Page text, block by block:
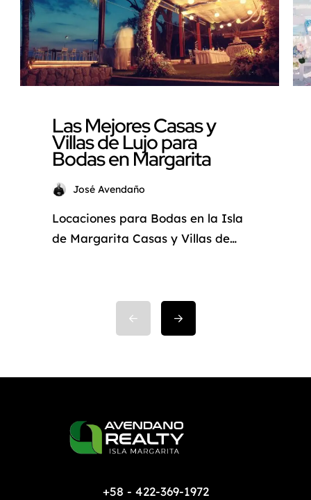
Las Mejores Casas y
Villas de Lujo para
Bodas en Margarita
José Avendaño
Locaciones para Bodas en la Isla
de Margarita Casas y Villas de
cosas más importantes a la hora
de comprometerse y una de las
primeras que se deben definir. Ya
puede iniciar con […]
+58 - 422-369-1972